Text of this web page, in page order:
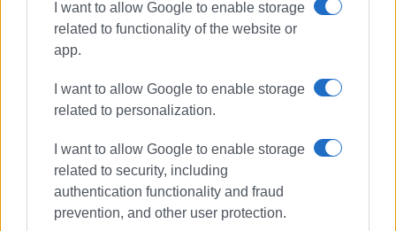
I want to allow Google to enable storage
related to functionality of the website or
app.
I want to allow Google to enable storage
related to personalization.
I want to allow Google to enable storage
related to security, including
authentication functionality and fraud
prevention, and other user protection.
Ανθρώπινα δικαιώματα
ΣΧΕΤΙΚA AΡΘΡΑ